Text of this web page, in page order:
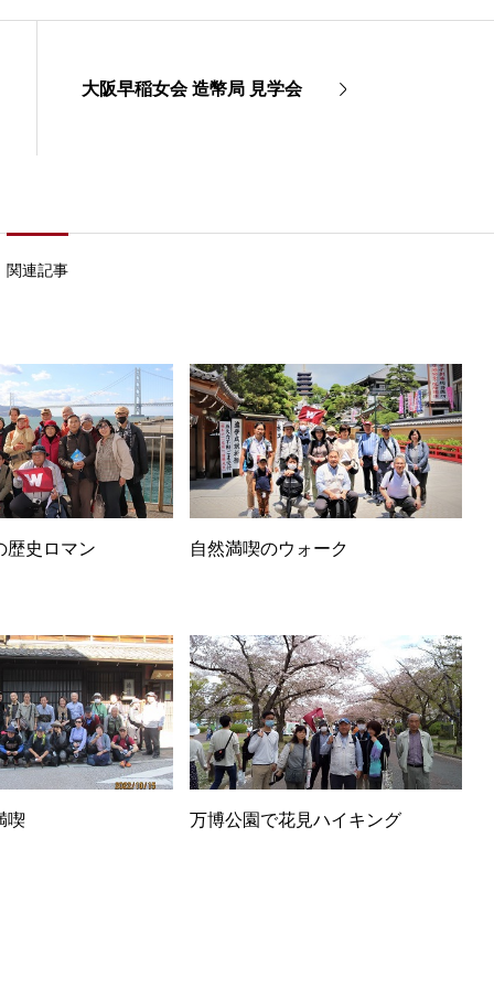
大阪早稲女会 造幣局 見学会
関連記事
歴史ロマン 自然満喫のウォーク
喫 万博公園で花見ハイキング